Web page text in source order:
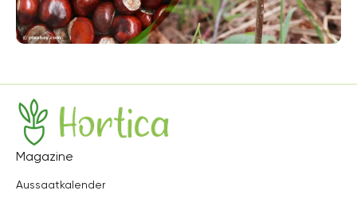
Hortica
Magazine
Aussaatkalender